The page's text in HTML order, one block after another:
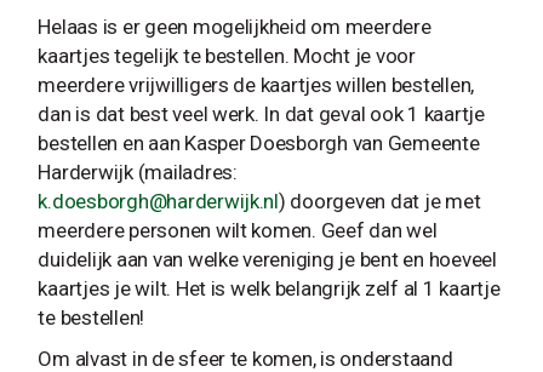
Helaas is er geen mogelijkheid om meerdere
kaartjes tegelijk te bestellen. Mocht je voor
meerdere vrijwilligers de kaartjes willen bestellen,
dan is dat best veel werk. In dat geval ook 1 kaartje
bestellen en aan Kasper Doesborgh van Gemeente
Harderwijk (mailadres:
k.doesborgh@harderwijk.nl) doorgeven dat je met
meerdere personen wilt komen. Geef dan wel
duidelijk aan van welke vereniging je bent en hoeveel
kaartjes je wilt. Het is welk belangrijk zelf al 1 kaartje
te bestellen!
Om alvast in de sfeer te komen, is onderstaand